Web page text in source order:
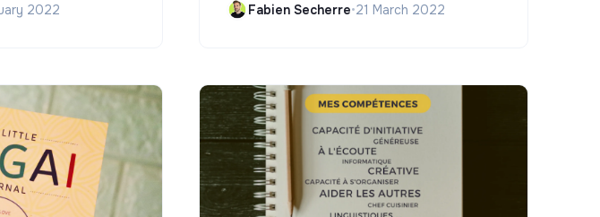
2022 Fabien Secherre•21 March 2022